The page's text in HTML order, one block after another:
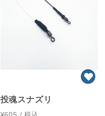
投魂スナズリ